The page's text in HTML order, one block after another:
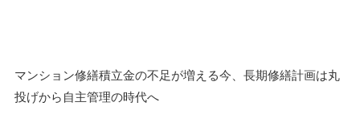
マンション修繕積立金の不足が増える今、長期修繕計画は丸
投げから自主管理の時代へ